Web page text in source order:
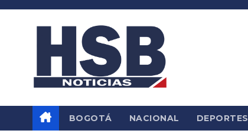
Saltar
BOGOTÁ NACIONAL DEPORTES